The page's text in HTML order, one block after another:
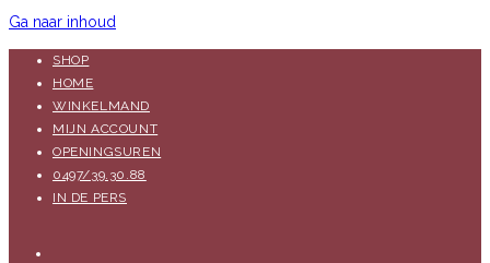
Ga naar inhoud
SHOP
HOME
WINKELMAND
MIJN ACCOUNT
OPENINGSUREN
0497/39.30.88
IN DE PERS